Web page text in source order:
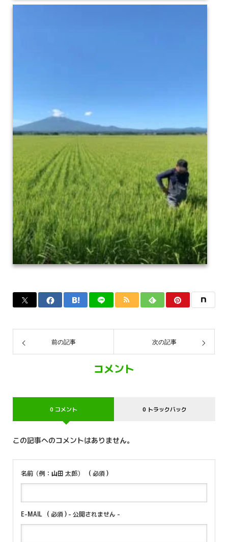
前の記事 次の記事
コメント
0 コメント 0 トラックバック
この記事へのコメントはありません。
名前（例：山田 太郎） ( 必須 )
E-MAIL ( 必須 ) - 公開されません -